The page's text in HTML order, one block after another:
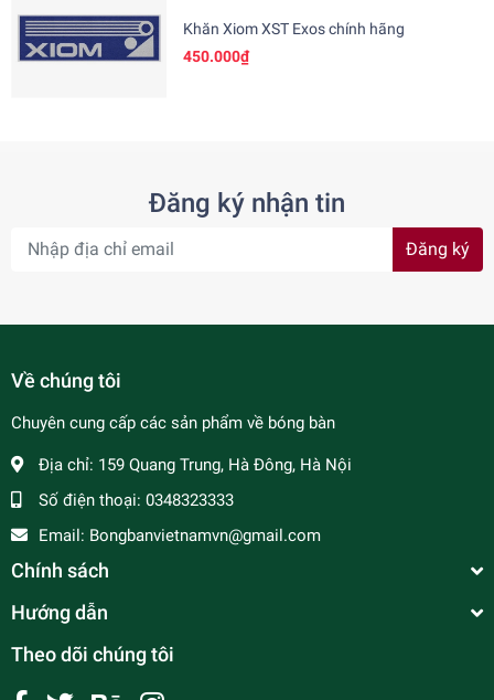
Khăn Xiom XST Exos chính hãng
450.000₫
Đăng ký nhận tin
Đăng ký
Về chúng tôi
Chuyên cung cấp các sản phẩm về bóng bàn
Địa chỉ: 159 Quang Trung, Hà Đông, Hà Nội
Số điện thoại: 0348323333
Email: Bongbanvietnamvn@gmail.com
Chính sách
Hướng dẫn
Theo dõi chúng tôi